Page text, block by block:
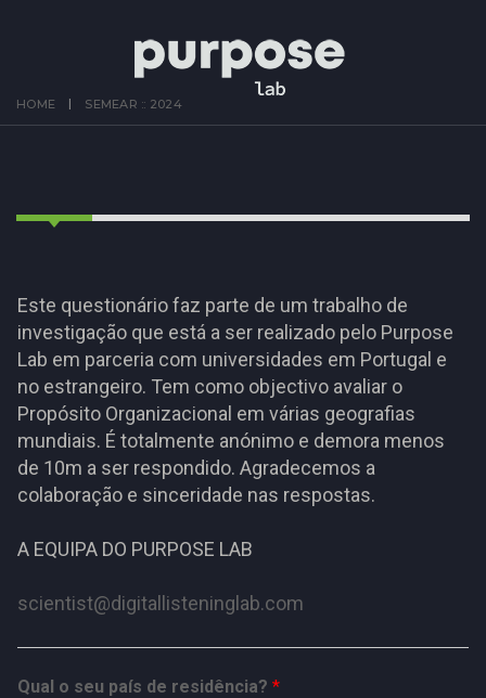
HOME SEMEAR :: 2024
Este questionário faz parte de um trabalho de
investigação que está a ser realizado pelo Purpose
Lab em parceria com universidades em Portugal e
no estrangeiro. Tem como objectivo avaliar o
Propósito Organizacional em várias geografias
mundiais. É totalmente anónimo e demora menos
de 10m a ser respondido. Agradecemos a
colaboração e sinceridade nas respostas.
A EQUIPA DO PURPOSE LAB
scientist@digitallisteninglab.com
Qual o seu país de residência? *